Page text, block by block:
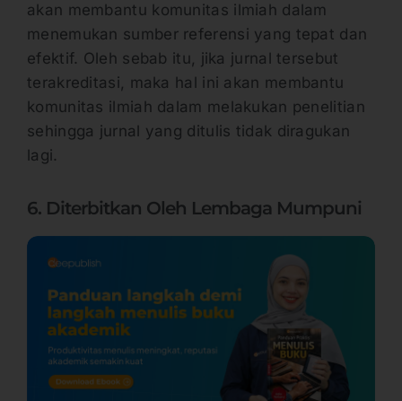
akan membantu komunitas ilmiah dalam
menemukan sumber referensi yang tepat dan
efektif. Oleh sebab itu, jika jurnal tersebut
terakreditasi, maka hal ini akan membantu
komunitas ilmiah dalam melakukan penelitian
sehingga jurnal yang ditulis tidak diragukan
lagi.
6. Diterbitkan Oleh Lembaga Mumpuni